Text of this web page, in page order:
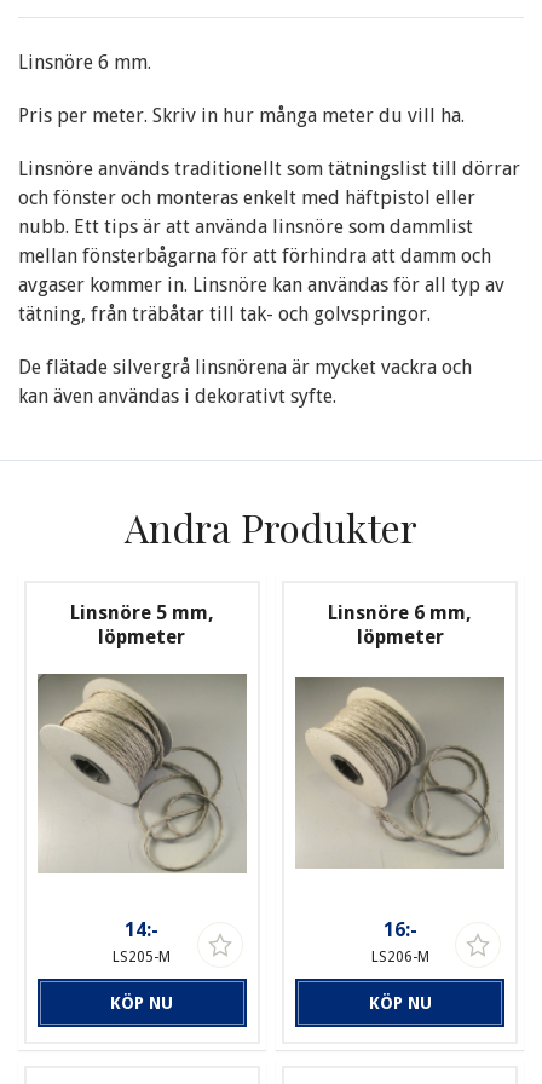
Linsnöre 6 mm.
Pris per meter. Skriv in hur många meter du vill ha.
Linsnöre används traditionellt som tätningslist till dörrar
och fönster och monteras enkelt med häftpistol eller
nubb. Ett tips är att använda linsnöre som dammlist
mellan fönsterbågarna för att förhindra att damm och
avgaser kommer in. Linsnöre kan användas för all typ av
tätning, från träbåtar till tak- och golvspringor.
De flätade silvergrå linsnörena är mycket vackra och
kan även användas i dekorativt syfte.
Andra Produkter
Linsnöre 5 mm,
löpmeter
14:-
LS205-M
KÖP NU
Linsnöre 6 mm,
löpmeter
16:-
LS206-M
KÖP NU